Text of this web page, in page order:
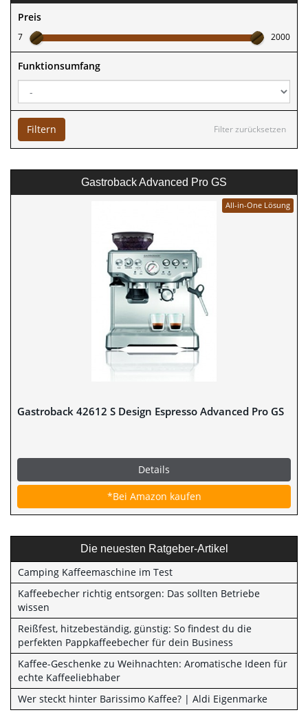
Preis
7 2000
Funktionsumfang
Filter zurücksetzen
Filtern
Gastroback Advanced Pro GS
All-in-One Lösung
Gastroback 42612 S Design Espresso Advanced Pro GS
Details
*Bei Amazon kaufen
Die neuesten Ratgeber-Artikel
Camping Kaffeemaschine im Test
Kaffeebecher richtig entsorgen: Das sollten Betriebe
wissen
Reißfest, hitzebeständig, günstig: So findest du die
perfekten Pappkaffeebecher für dein Business
Kaffee-Geschenke zu Weihnachten: Aromatische Ideen für
echte Kaffeeliebhaber
Wer steckt hinter Barissimo Kaffee? | Aldi Eigenmarke